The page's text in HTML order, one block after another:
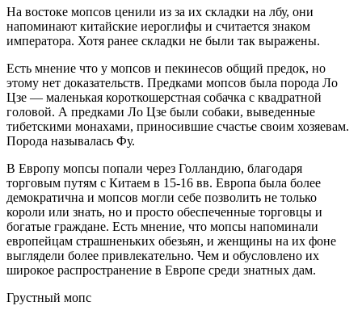
На востоке мопсов ценили из за их складки на лбу, они
напоминают китайские иероглифы и считается знаком
императора. Хотя ранее складки не были так выражены.
Есть мнение что у мопсов и пекинесов общий предок, но
этому нет доказательств. Предками мопсов была порода Ло
Цзе — маленькая короткошерстная собачка с квадратной
головой. А предками Ло Цзе были собаки, выведенные
тибетскими монахами, приносившие счастье своим хозяевам.
Порода называлась Фу.
В Европу мопсы попали через Голландию, благодаря
торговым путям с Китаем в 15-16 вв. Европа была более
демократична и мопсов могли себе позволить не только
короли или знать, но и просто обеспеченные торговцы и
богатые граждане. Есть мнение, что мопсы напоминали
европейцам страшненьких обезьян, и женщины на их фоне
выглядели более привлекательно. Чем и обусловлено их
широкое распространение в Европе среди знатных дам.
Грустный мопс